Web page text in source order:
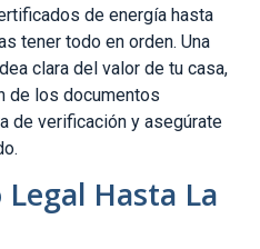
de energía hasta
tener todo en orden. Una
clara del valor de tu casa,
de los documentos
de verificación y asegúrate
Hasta La